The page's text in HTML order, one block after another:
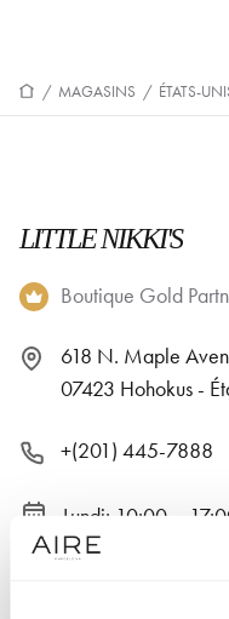
/ MAGASINS / ÉTATS-
LITTLE NIKKI'S
Boutique Gold
618 N. Maple
07423 Hohokus -
+(201) 445-7888
Lundi: 10:00 –
Mardi: 10:00 –